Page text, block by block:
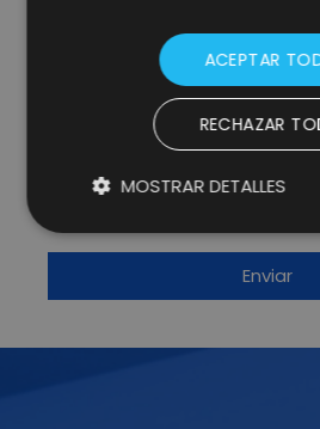
* campos obligatorios.
He leído y acepto la
Política
y consiento
que utilice la información que
enviarme actualizaciones y
correo electrónico.Más
ACEPTAR
RECHAZAR
MOSTRAR DETALLES